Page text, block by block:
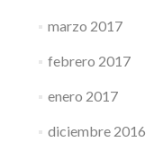
marzo 2017
febrero 2017
enero 2017
diciembre 2016